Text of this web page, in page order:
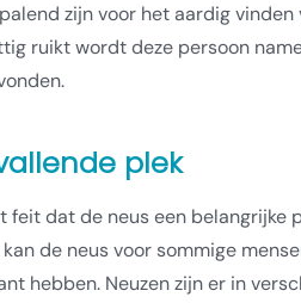
zijn voor het aardig vinden
ruikt wordt deze persoon
plek
feit dat de neus een belangrijke
de neus voor sommige
hebben. Neuzen zijn er in